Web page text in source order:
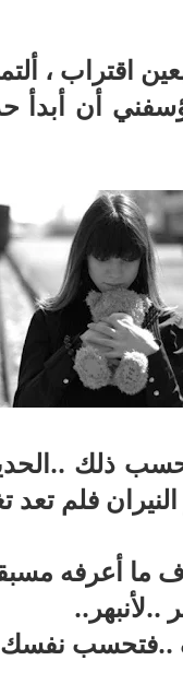
اقتراب ،
أن أبدأ
ذلك
فلم تعد
ما أعرفه
..
..فتحسب